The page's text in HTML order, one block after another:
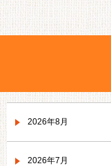
2026年8月
2026年7月